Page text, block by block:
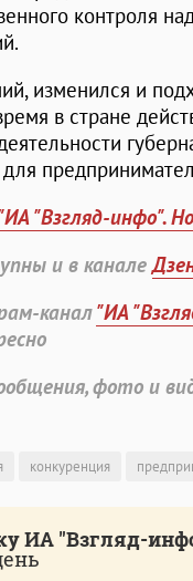
контроля
изменился и
в стране
"Взгляд-инфо".
и в канале
канал"ИА
фото и
конкуренция
ИА "Взгляд-